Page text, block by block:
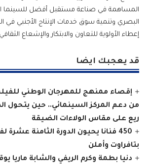
المساهمة في صناعة مستقبل أفضل للسينما
البصري وتنمية سوق خدمات الإنتاج الأجنبي في
إعطاء الأولوية للتعاون والابتكار والإشعاع
قد يعجبك ايضا
إقصاء ممنهج للمهرجان الوطني
من دعم المركز السينمائي.. حين يتحول
ريع على مقاس الولاءات الضيقة
450 فنانا يحيون الدورة الثامنة
بتافراوت وأملن
دنيا بطمة وكرم الريفي والشابة ماريا